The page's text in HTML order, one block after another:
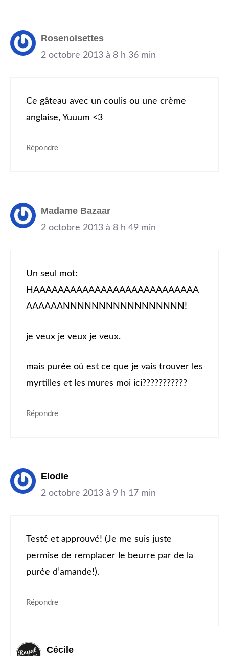
Rosenoisettes
2 octobre 2013 à 8 h 36 min
Ce gâteau avec un coulis ou une crème
anglaise, Yuuum <3
Répondre
Madame Bazaar
2 octobre 2013 à 8 h 49 min
Un seul mot:
HAAAAAAAAAAAAAAAAAAAAAAAAAAA
AAAAAANNNNNNNNNNNNNNNNN!
je veux je veux je veux.
mais purée où est ce que je vais trouver les
myrtilles et les mures moi ici???????????
Répondre
Elodie
2 octobre 2013 à 9 h 17 min
Testé et approuvé! (Je me suis juste
permise de remplacer le beurre par de la
purée d’amande!).
Répondre
Cécile